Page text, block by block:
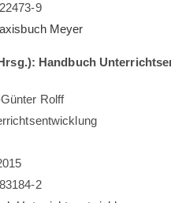
9
Meyer
Handbuch
Rolff
2